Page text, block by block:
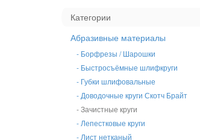
Категории
Абразивные материалы
- Борфрезы / Шарошки
- Быстросъёмные шлифкруги
- Губки шлифовальные
- Доводочные круги Скотч Брайт
- Зачистные круги
- Лепестковые круги
- Лист нетканый